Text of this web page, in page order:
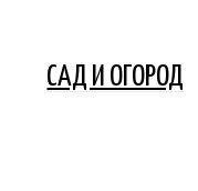
САД И ОГОРОД